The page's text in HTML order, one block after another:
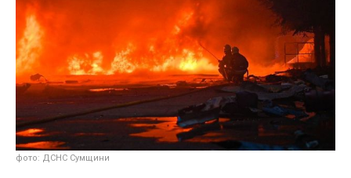
фото: ДСНС Сумщини